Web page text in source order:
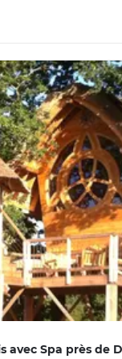
avec Spa près de